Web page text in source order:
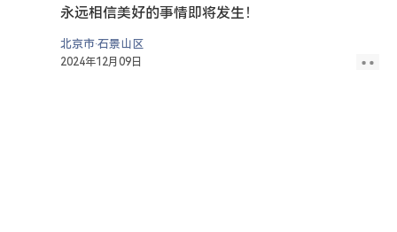
永远相信美好的事情即将发生！
北京市·石景山区
2024年12月09日